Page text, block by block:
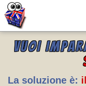
VUOI
La soluzione è: